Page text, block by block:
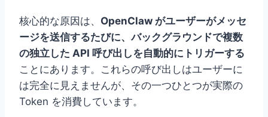
核心的な原因は、 OpenClaw がユーザーがメッセ
ージを送信するたびに、バックグラウンドで複数
の独立した API 呼び出しを自動的にトリガーする
ことにあります。これらの呼び出しはユーザーに
は完全に見えませんが、その一つひとつが実際の
Token を消費しています。